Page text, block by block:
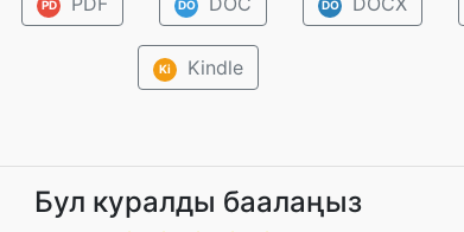
PD DO DO
Ki Kindle
Бул куралды баалаңыз